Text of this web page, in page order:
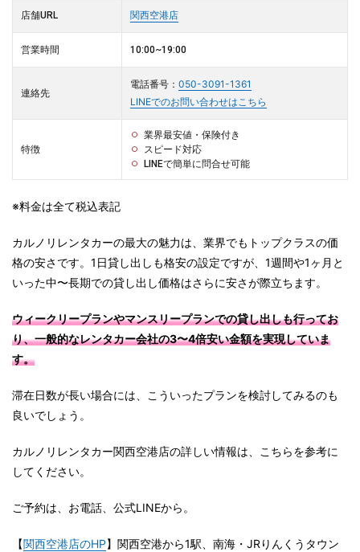
店舗URL 関西空港店
営業時間 10:00~19:00
連絡先
電話番号： 050-3091-1361
LINEでのお問い合わせはこちら
特徴
業界最安値・保険付き
スピード対応
LINEで簡単に問合せ可能
※料金は全て税込表記
カルノリレンタカーの最大の魅力は、業界でもトップクラスの価
格の安さです。1日貸し出しも格安の設定ですが、1週間や1ヶ月と
いった中〜長期での貸し出し価格はさらに安さが際立ちます。
ウィークリープランやマンスリープランでの貸し出しも行ってお
り、一般的なレンタカー会社の3〜4倍安い金額を実現していま
す。
滞在日数が長い場合には、こういったプランを検討してみるのも
良いでしょう。
カルノリレンタカー関西空港店の詳しい情報は、こちらを参考に
してください。
ご予約は、お電話、公式LINEから。
【関西空港店のHP】関西空港から1駅、南海・JRりんくうタウン